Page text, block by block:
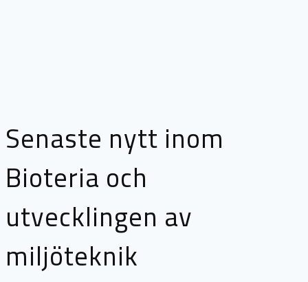
Senaste nytt inom
Bioteria och
utvecklingen av
miljöteknik